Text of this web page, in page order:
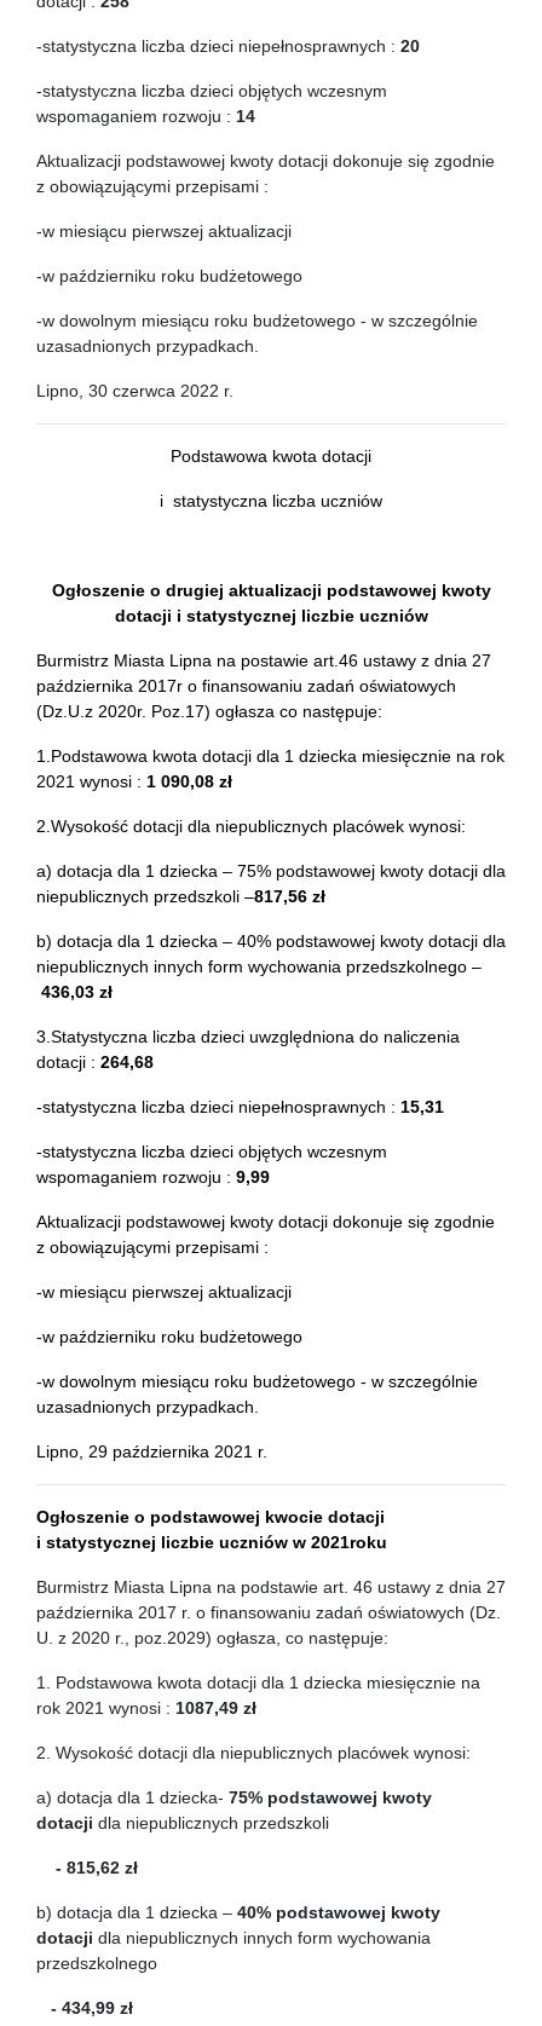
-statystyczna liczba dzieci niepełnosprawnych : 20
-statystyczna liczba dzieci objętych wczesnym
wspomaganiem rozwoju : 14
Aktualizacji podstawowej kwoty dotacji dokonuje się zgodnie
z obowiązującymi przepisami :
-w miesiącu pierwszej aktualizacji
-w październiku roku budżetowego
-w dowolnym miesiącu roku budżetowego - w szczególnie
uzasadnionych przypadkach.
Lipno, 30 czerwca 2022 r.
Podstawowa kwota dotacji
i statystyczna liczba uczniów
Ogłoszenie o drugiej aktualizacji podstawowej kwoty
dotacji i statystycznej liczbie uczniów
Burmistrz Miasta Lipna na postawie art.46 ustawy z dnia 27
października 2017r o finansowaniu zadań oświatowych
(Dz.U.z 2020r. Poz.17) ogłasza co następuje:
1.Podstawowa kwota dotacji dla 1 dziecka miesięcznie na rok
2021 wynosi : 1 090,08 zł
2.Wysokość dotacji dla niepublicznych placówek wynosi:
a) dotacja dla 1 dziecka – 75% podstawowej kwoty dotacji dla
niepublicznych przedszkoli –817,56 zł
b) dotacja dla 1 dziecka – 40% podstawowej kwoty dotacji dla
niepublicznych innych form wychowania przedszkolnego –
436,03 zł
3.Statystyczna liczba dzieci uwzględniona do naliczenia
dotacji : 264,68
-statystyczna liczba dzieci niepełnosprawnych : 15,31
-statystyczna liczba dzieci objętych wczesnym
wspomaganiem rozwoju : 9,99
Aktualizacji podstawowej kwoty dotacji dokonuje się zgodnie
z obowiązującymi przepisami :
-w miesiącu pierwszej aktualizacji
-w październiku roku budżetowego
-w dowolnym miesiącu roku budżetowego - w szczególnie
uzasadnionych przypadkach.
Lipno, 29 października 2021 r.
Ogłoszenie o podstawowej kwocie dotacji
i statystycznej liczbie uczniów w 2021roku
Burmistrz Miasta Lipna na podstawie art. 46 ustawy z dnia 27
października 2017 r. o finansowaniu zadań oświatowych (Dz.
U. z 2020 r., poz.2029) ogłasza, co następuje:
1. Podstawowa kwota dotacji dla 1 dziecka miesięcznie na
rok 2021 wynosi : 1087,49 zł
2. Wysokość dotacji dla niepublicznych placówek wynosi:
a) dotacja dla 1 dziecka- 75% podstawowej kwoty
dotacji dla niepublicznych przedszkoli
- 815,62 zł
b) dotacja dla 1 dziecka – 40% podstawowej kwoty
dotacji dla niepublicznych innych form wychowania
przedszkolnego
- 434,99 zł